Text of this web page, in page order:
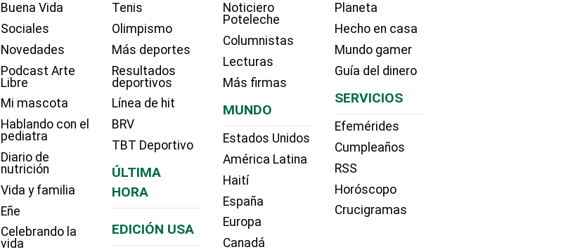
Buena Vida
Sociales
Novedades
Podcast Arte
Libre
Mi mascota
Hablando con el
pediatra
Diario de
nutrición
Vida y familia
Eñe
Celebrando la
vida
Tenis
Olimpismo
Más deportes
Resultados
deportivos
Línea de hit
BRV
TBT Deportivo
ÚLTIMA
HORA
EDICIÓN USA
Noticiero
Poteleche
Columnistas
Lecturas
Más firmas
MUNDO
Estados Unidos
América Latina
Haití
España
Europa
Canadá
Planeta
Hecho en casa
Mundo gamer
Guía del dinero
SERVICIOS
Efemérides
Cumpleaños
RSS
Horóscopo
Crucigramas